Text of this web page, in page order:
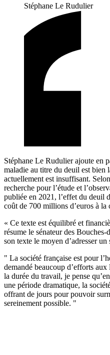
Stéphane Le Rudulier
Stéphane Le Rudulier ajoute en
maladie au titre du deuil est bien
actuellement est insuffisant.
recherche pour l’étude et
publiée en 2021, l’effet du deuil
coût de 700 millions d’euros à la
« Ce texte est équilibré et
résume le sénateur des
son texte le moyen d’adresser
La société française est pour
demandé beaucoup d’efforts
la durée du travail, je pense
une période dramatique, la
offrant de jours pour pouvoir
sereinement possible.